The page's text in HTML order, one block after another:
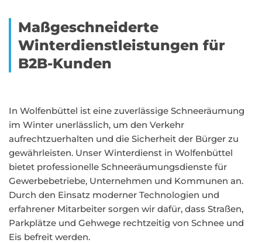
Maßgeschneiderte
Winterdienstleistungen für
B2B-Kunden
In Wolfenbüttel ist eine zuverlässige Schneeräumung
im Winter unerlässlich, um den Verkehr
aufrechtzuerhalten und die Sicherheit der Bürger zu
gewährleisten. Unser Winterdienst in Wolfenbüttel
bietet professionelle Schneeräumungsdienste für
Gewerbebetriebe, Unternehmen und Kommunen an.
Durch den Einsatz moderner Technologien und
erfahrener Mitarbeiter sorgen wir dafür, dass Straßen,
Parkplätze und Gehwege rechtzeitig von Schnee und
Eis befreit werden.